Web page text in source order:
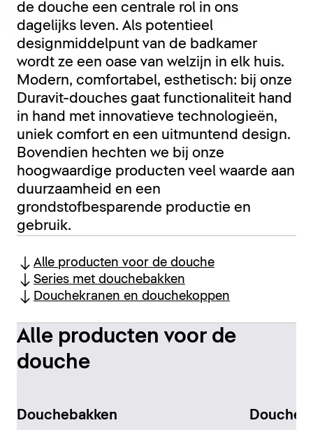
de douche een centrale rol in ons
dagelijks leven. Als potentieel
designmiddelpunt van de badkamer
wordt ze een oase van welzijn in elk huis.
Modern, comfortabel, esthetisch: bij onze
Duravit-douches gaat functionaliteit hand
in hand met innovatieve technologieën,
uniek comfort en een uitmuntend design.
Bovendien hechten we bij onze
hoogwaardige producten veel waarde aan
duurzaamheid en een
grondstofbesparende productie en
gebruik.
Alle producten voor de douche
Series met douchebakken
Douchekranen en douchekoppen
Alle producten voor de
douche
Douchebakken